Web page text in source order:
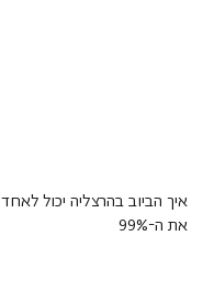
איך הביוב בהרצליה יכול לאחד
את ה-99%